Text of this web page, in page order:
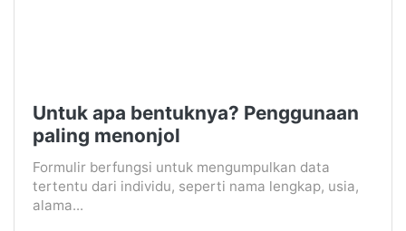
Untuk apa bentuknya? Penggunaan
paling menonjol
Formulir berfungsi untuk mengumpulkan data
tertentu dari individu, seperti nama lengkap, usia,
alama...